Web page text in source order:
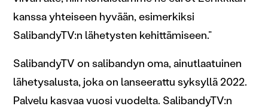
kanssa yhteiseen hyvään, esimerkiksi
SalibandyTV:n lähetysten kehittämiseen.”
SalibandyTV on salibandyn oma, ainutlaatuinen
lähetysalusta, joka on lanseerattu syksyllä 2022.
Palvelu kasvaa vuosi vuodelta. SalibandyTV:n